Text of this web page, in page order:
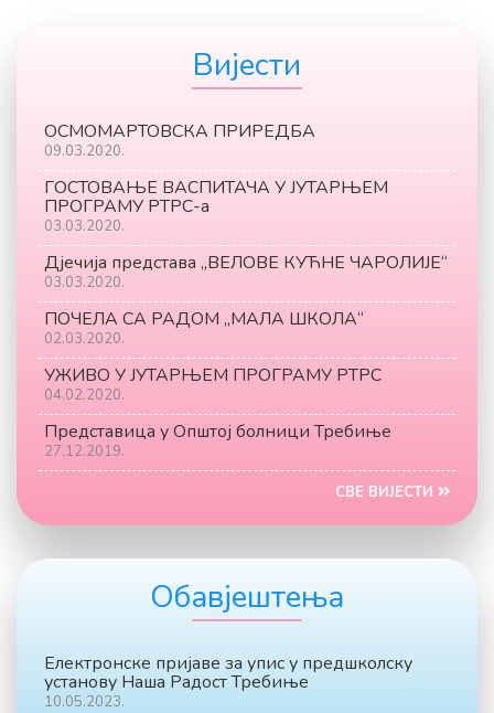
Вијести
ОСМОМАРТОВСКА ПРИРЕДБА
09.03.2020.
ГОСТОВАЊЕ ВАСПИТАЧА У ЈУТАРЊЕМ
ПРОГРАМУ РТРС-а
03.03.2020.
Дјечија представа „ВЕЛОВЕ КУЋНЕ ЧАРОЛИЈЕ“
03.03.2020.
ПОЧЕЛА СА РАДОМ ,,MАЛА ШКОЛА“
02.03.2020.
УЖИВО У ЈУТАРЊЕМ ПРОГРАМУ РТРС
04.02.2020.
Представица у Општој болници Требиње
27.12.2019.
СВЕ ВИЈЕСТИ
Обавјештења
Електронске пријаве за упис у предшколску
установу Наша Радост Требиње
10.05.2023.